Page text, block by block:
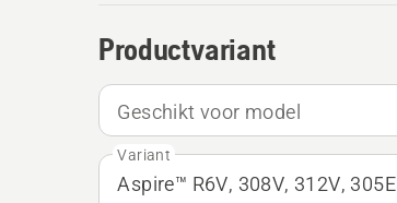
Productvariant
Geschikt voor model
Variant
Aspire™ R6V, 308V, 312V, 305E